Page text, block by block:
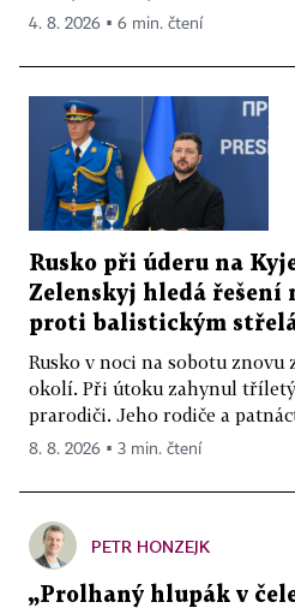
4. 8. 2026 ▪ 6 min. čtení
Rusko při úderu na
Zelenskyj hledá řešení
proti balistickým
Rusko v noci na sobotu znovu
okolí. Při útoku zahynul tříletý
prarodiči. Jeho rodiče a
8. 8. 2026 ▪ 3 min. čtení
PETR HONZEJK
„Prolhaný hlupák v